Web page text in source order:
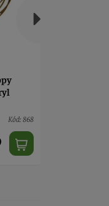
Kód: 2104